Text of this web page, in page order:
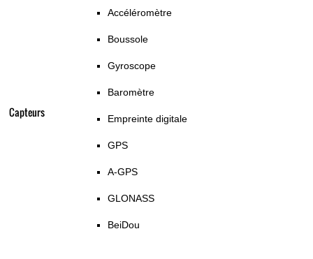
Capteurs
Accéléromètre
Boussole
Gyroscope
Baromètre
Empreinte digitale
GPS
A-GPS
GLONASS
BeiDou